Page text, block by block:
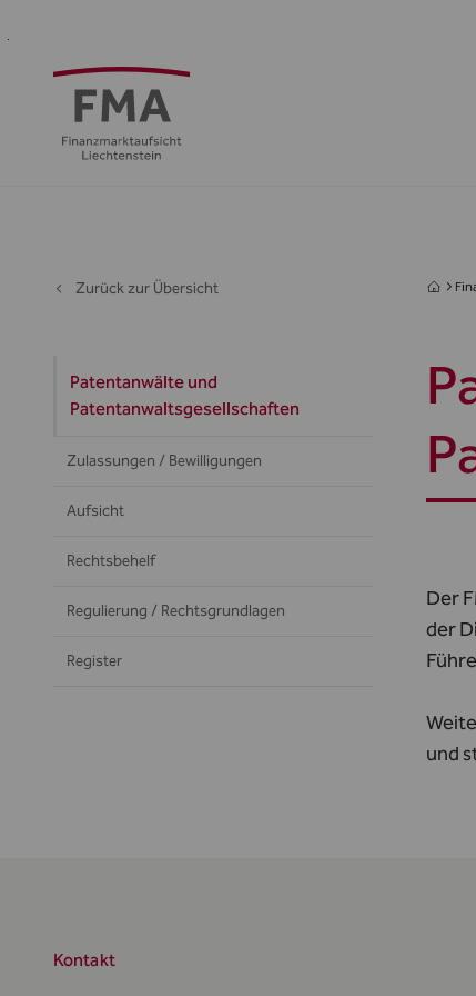
Regulierung
Öffentlichkeit
Zurück zur Übersicht
Patentanwälte und
Patentanwaltsgesellschaften
Zulassungen / Bewilligungen
Aufsicht
Rechtsbehelf
Regulierung / Rechtsgrundlagen
Register
Der
der
und
Kontakt